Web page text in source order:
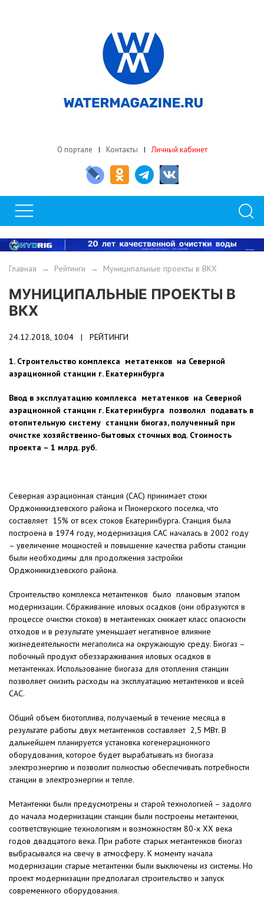
О портале Контакты Личный кабинет
Главная → Рейтинги → Муниципальные проекты в ВКХ
МУНИЦИПАЛЬНЫЕ ПРОЕКТЫ В
ВКХ
24.12.2018, 10:04 | РЕЙТИНГИ
1. Строительство комплекса метатенков на Северной
аэрационной станции г. Екатеринбурга
Ввод в эксплуатацию комплекса метатенков на Северной
аэрационной станции г. Екатеринбурга позволил подавать в
отопительную систему станции биогаз, полученный при
очистке хозяйственно-бытовых сточных вод. Стоимость
проекта – 1 млрд. руб.
Северная аэрационная станция (САС) принимает стоки
Орджоникидзевского района и Пионерского поселка, что
составляет 15% от всех стоков Екатеринбурга. Станция была
построена в 1974 году, модернизация САС началась в 2002 году
– увеличение мощностей и повышение качества работы станции
были необходимы для продолжения застройки
Орджоникидзевского района.
Строительство комплекса метантенков было плановым этапом
модернизации. Сбраживание иловых осадков (они образуются в
процессе очистки стоков) в метантенках снижает класс опасности
отходов и в результате уменьшает негативное влияние
жизнедеятельности мегаполиса на окружающую среду. Биогаз –
побочный продукт обеззараживания иловых осадков в
метантенках. Использование биогаза для отопления станции
позволяет снизить расходы на эксплуатацию метантенков и всей
САС.
Общий объем биотоплива, получаемый в течение месяца в
результате работы двух метантенков составляет 2,5 МВт. В
дальнейшем планируется установка когенерационного
оборудования, которое будет вырабатывать из биогаза
электроэнергию и позволит полностью обеспечивать потребности
станции в электроэнергии и тепле.
Метантенки были предусмотрены и старой технологией – задолго
до начала модернизации станции были построены метантенки,
соответствующие технологиям и возможностям 80-х XX века
годов двадцатого века. При работе старых метантенков биогаз
выбрасывался на свечу в атмосферу. К моменту начала
модернизации старые метантенки были выключены из системы. Но
проект модернизации предполагал строительство и запуск
современного оборудования.